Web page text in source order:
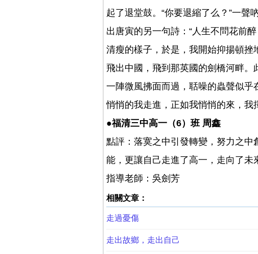
起了退堂鼓。“你要退縮了么？”一
出唐寅的另一句詩：“人生不問花前
清瘦的樣子，於是，我開始抑揚頓
飛出中國，飛到那英國的劍橋河畔。
一陣微風拂面而過，聒噪的蟲聲似乎
悄悄的我走進，正如我悄悄的來，我
●福清三中高一（6）班 周鑫
點評：落寞之中引發轉變，努力之
能，更讓自己走進了高一，走向了未
指導老師：吳劍芳
相關文章：
走過憂傷
走出故鄉，走出自己